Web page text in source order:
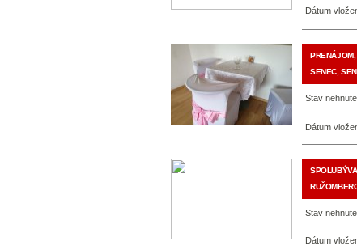
Dátum
SENEC,
Stav
Dátum
Stav
Dátum